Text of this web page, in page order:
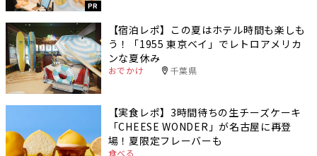
PR
【宿泊レポ】この夏はホテル時間も楽しも
う！「1955 東京ベイ」でレトロアメリカ
ンな夏休み
おでかけ 千葉県
【実食レポ】3時間待ちの生チーズケーキ
「CHEESE WONDER」が名古屋に再登
場！夏限定フレーバーも
食べる